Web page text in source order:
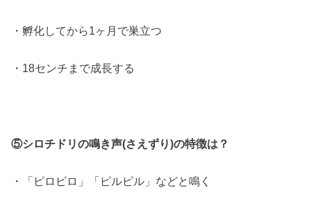
・孵化してから1ヶ月で巣立つ
・18センチまで成長する
⑤シロチドリの鳴き声(さえずり)の特徴は？
・「ピロピロ」「ピルピル」などと鳴く